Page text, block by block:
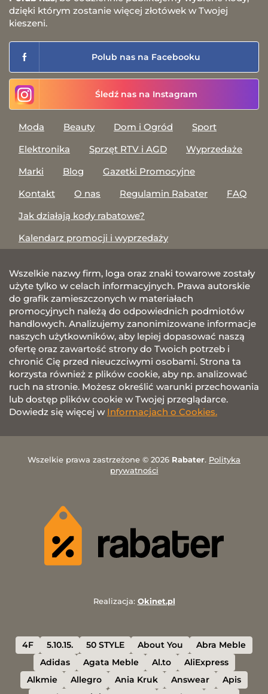
dzięki którym zostanie więcej złotówek w Twojej
kieszeni.
Polub nas na Facebooku
Śledź nas na Instagram
Moda Beauty Dom i Ogród
Sport
Elektronika
Sprzęt RTV i AGD
Wyprzedaże
Marki
Blog
Gazetki Promocyjne
Kontakt
O nas Regulamin Rabater
FAQ
Jak działają kody rabatowe?
Kalendarz promocji i wyprzedaży
Wszelkie nazwy firm, loga oraz znaki towarowe zostały
użyte tylko w celach informacyjnych. Prawa autorskie
do grafik zamieszczonych w materiałach
promocyjnych należą do odpowiednich podmiotów
handlowych. Analizujemy zanonimizowane informacje
naszych użytkowników, aby lepiej dopasować naszą
ofertę oraz zawartość strony do Twoich potrzeb i
chronić Cię przed nieuczciwymi osobami. Strona ta
korzysta również z plików cookie, aby np. analizować
ruch na stronie. Możesz określić warunki przechowania
lub dostęp plików cookie w Twojej przeglądarce.
Dowiedz się więcej w Informacjach o Cookies.
Wszelkie prawa zastrzeżone © 2026 Rabater. Polityka
prywatności
Realizacja: Okinet.pl
4F 5.10.15. 50 STYLE About You
Abra Meble
Adidas
Agata Meble Al.to
AliExpress
Alkmie
Allegro Ania Kruk Answear
Apis